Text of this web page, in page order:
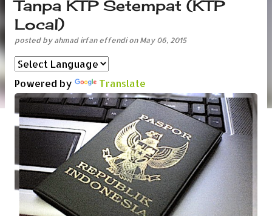
Tanpa KTP Setempat (KTP
Local)
posted by ahmad irfan effendi on May 06, 2015
Powered by Translate